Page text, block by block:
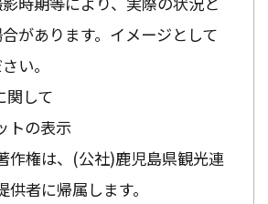
があります。イメージとして
い。
関して
トの表示
作権は、(公社)鹿児島県観光連
供者に帰属します。